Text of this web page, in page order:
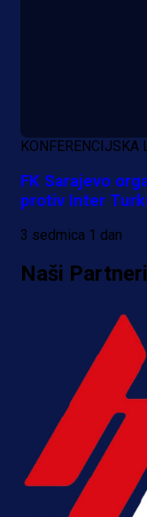
KONFERENCIJSKA
FK Sarajevo
protiv Inter
3 sedmica 1 dan
Naši Partneri